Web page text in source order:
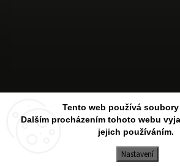
Tento web používá
Dalším procházením tohoto webu
jejich používáním.
Nastavení
Sledovat na Instagramu
Aesthetic Store.
Upravit nastavení cookies